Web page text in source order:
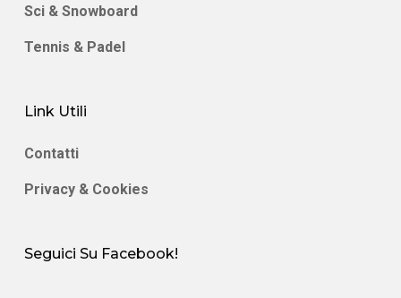
Sci & Snowboard
Tennis & Padel
Link Utili
Contatti
Privacy & Cookies
Seguici Su Facebook!